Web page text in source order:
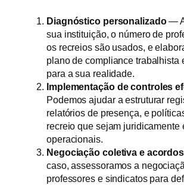
Diagnóstico personalizado—
sua instituição, o número de
os recreios são usados, e
plano de compliance trabalhista
para a sua realidade.
Implementação de controles
Podemos ajudar a estruturar
relatórios de presença, e
recreio que sejam juridicamente
operacionais.
Negociação coletiva e acordos
caso, assessoramos a
professores e sindicatos para